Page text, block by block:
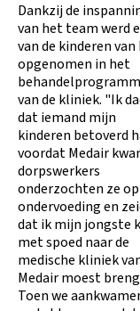
Dankzij de
van het team werd
van de kinderen
opgenomen in het
van de kliniek. "Ik
dat iemand mijn
kinderen betoverd
voordat Medair
dorpswerkers
onderzochten ze op
ondervoeding en
dat ik mijn jongste
met spoed naar de
medische kliniek
Medair moest
Toen we